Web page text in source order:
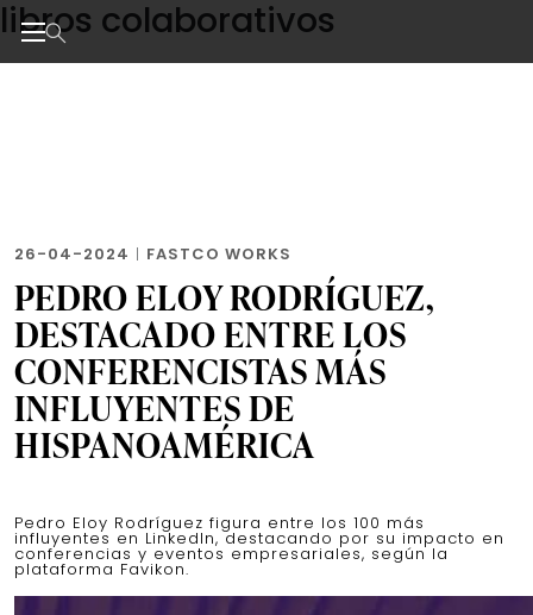
Skip
to
the
libros colaborativos
26-04-2024 | FASTCO WORKS
PEDRO ELOY RODRÍGUEZ,
DESTACADO ENTRE LOS
CONFERENCISTAS MÁS
INFLUYENTES DE
HISPANOAMÉRICA
Pedro Eloy Rodríguez figura entre los 100 más
influyentes en LinkedIn, destacando por su impacto en
conferencias y eventos empresariales, según la
plataforma Favikon.